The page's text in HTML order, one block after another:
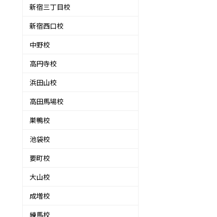
新宿三丁目校
新宿西口校
中野校
高円寺校
浜田山校
高田馬場校
巣鴨校
池袋校
要町校
大山校
成増校
練馬校